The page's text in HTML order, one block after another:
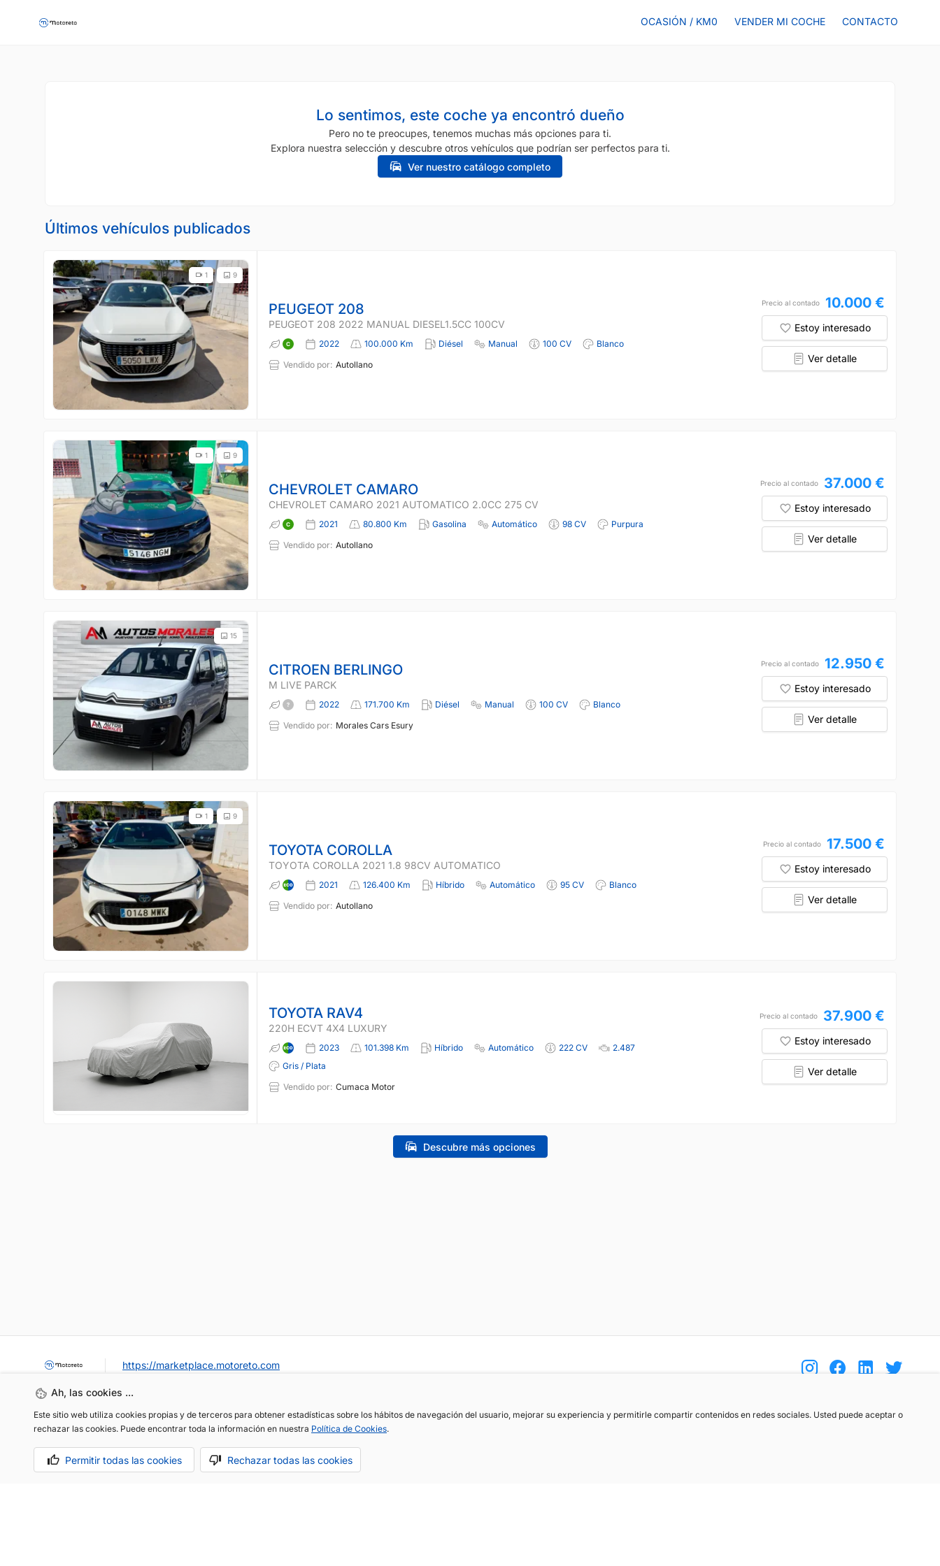
OCASIÓN / KM0 VENDER MI COCHE CONTACTO
Lo sentimos, este coche ya encontró dueño
Pero no te preocupes, tenemos muchas más opciones para ti.
Explora nuestra selección y descubre otros vehículos que podrían ser perfectos para ti.
Ver nuestro catálogo completo
Últimos vehículos publicados
9
1
PEUGEOT 208
PEUGEOT 208 2022 MANUAL DIESEL1.5CC 100CV
2022 100.000 Km Diésel Manual 100 CV
Blanco
Vendido por: Autollano
Precio al contado 10.000 €
Estoy interesado
Ver detalle
9
1
CHEVROLET CAMARO
CHEVROLET CAMARO 2021 AUTOMATICO 2.0CC 275 CV
2021 80.800 Km Gasolina Automático 98 CV
Purpura
Vendido por: Autollano
Precio al contado 37.000 €
Estoy interesado
Ver detalle
15
CITROEN BERLINGO
M LIVE PARCK
2022 171.700 Km Diésel Manual 100 CV
Blanco
Vendido por: Morales Cars Esury
Precio al contado 12.950 €
Estoy interesado
Ver detalle
9
1
TOYOTA COROLLA
TOYOTA COROLLA 2021 1.8 98CV AUTOMATICO
2021 126.400 Km Híbrido Automático 95 CV
Blanco
Vendido por: Autollano
Precio al contado 17.500 €
Estoy interesado
Ver detalle
TOYOTA RAV4
220H ECVT 4X4 LUXURY
2023 101.398 Km Híbrido Automático 222 CV
2.487
Gris / Plata
Vendido por: Cumaca Motor
Precio al contado 37.900 €
Estoy interesado
Ver detalle
Descubre más opciones
Ah, las cookies ...
Este sitio web utiliza cookies propias y de terceros para obtener estadísticas sobre los hábitos de navegación del usuario, mejorar su experiencia y permitirle compartir contenidos en redes sociales. Usted puede aceptar o
rechazar las cookies. Puede encontrar toda la información en nuestra Política de Cookies.
Permitir todas las cookies Rechazar todas las cookies
https://marketplace.motoreto.com